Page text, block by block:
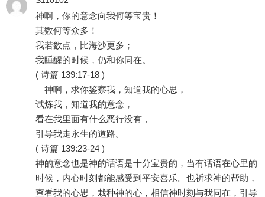
神啊，你的意念向我何等宝贵！
其数何等众多！
我若数点，比海沙更多；
我睡醒的时候，仍和你同在。
( 诗篇 139:17-18 )
神啊，求你鉴察我，知道我的心思，
试炼我，知道我的意念，
看在我里面有什么恶行没有，
引导我走永生的道路。
( 诗篇 139:23-24 )
神的意念也是神的话语是十分宝贵的，当有话语在心里的
时候，内心时刻都能感受到平安喜乐。也祈求神的帮助，
查看我的心思，栽种神的心，相信神时刻与我同在，引导